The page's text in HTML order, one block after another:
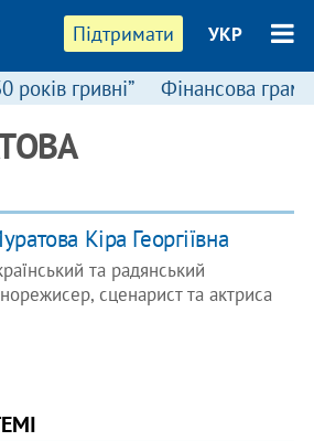
Підтримати УКР
років гривні” Фінансова
Кіра Георгіївна
та радянський
сценарист та актриса